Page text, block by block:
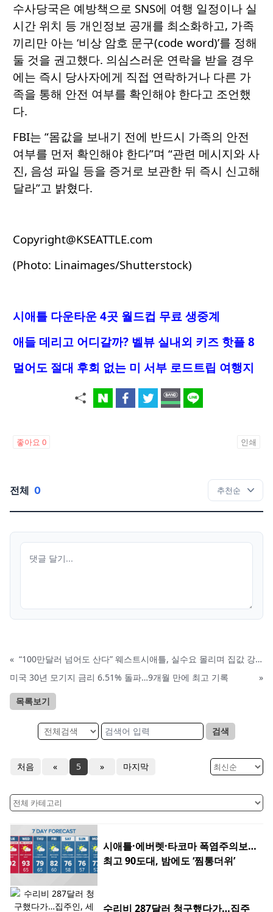
수사당국은 예방책으로 SNS에 여행 일정이나 실
시간 위치 등 개인정보 공개를 최소화하고, 가족
끼리만 아는 ‘비상 암호 문구(code word)’를 정해
둘 것을 권고했다. 의심스러운 연락을 받을 경우
에는 즉시 당사자에게 직접 연락하거나 다른 가
족을 통해 안전 여부를 확인해야 한다고 조언했
다.
FBI는 “몸값을 보내기 전에 반드시 가족의 안전
여부를 먼저 확인해야 한다”며 “관련 메시지와 사
진, 음성 파일 등을 증거로 보관한 뒤 즉시 신고해
달라”고 밝혔다.
Copyright@KSEATTLE.com
(Photo: Linaimages/Shutterstock)
시애틀 다운타운 4곳 월드컵 무료 생중계
애들 데리고 어디갈까? 벨뷰 실내외 키즈 핫플 8
멀어도 절대 후회 없는 미 서부 로드트립 여행지
좋아요 0 인쇄
전체 0
«
“100만달러 넘어도 산다” 웨스트시애틀, 실수요 몰리며 집값 강세
미국 30년 모기지 금리 6.51% 돌파…9개월 만에 최고 기록
»
목록보기
검색
처음 « 5 » 마지막
시애틀·에버렛·타코마 폭염주의보…
최고 90도대, 밤에도 ‘찜통더위’
수리비 287달러 청구했다가…집주